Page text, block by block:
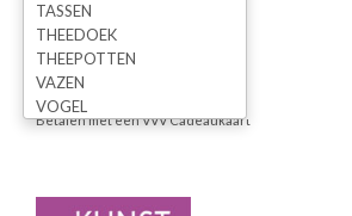
TASSEN
THEEDOEK
THEEPOTTEN
VAZEN
VOGEL
Relatiegeschenken
Huwelijk
Cadeaubonnen
Betalen met een VVV Cadeaukaart